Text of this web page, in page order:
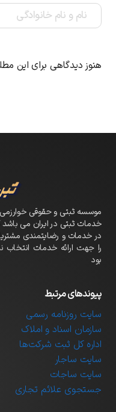
هنوز دیدگاهی برای این
موسسه ثبتی و حقوقی
خدمات ثبتی در ایران می
در خدمات و رضایتمندی
را جهت ارائه خدمات
بود
پیوندهای مرتبط
سایت روزنامه رسمی
سازمان اسناد و املاک
اداره کل ثبت شرکت‌ها
سایت ساجار
سایت ساجات
جستجوی علائم تجاری